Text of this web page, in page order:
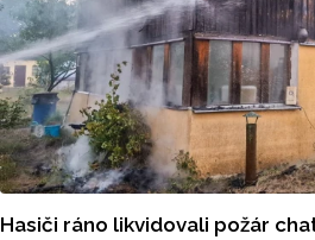
Hasiči ráno likvidovali požár